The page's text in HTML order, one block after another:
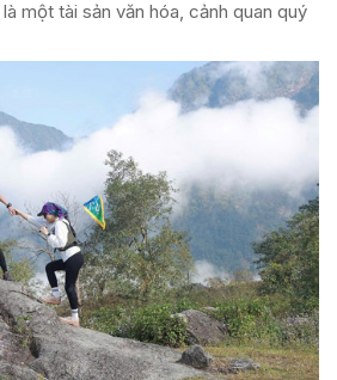
một tài sản văn hóa, cảnh quan quý